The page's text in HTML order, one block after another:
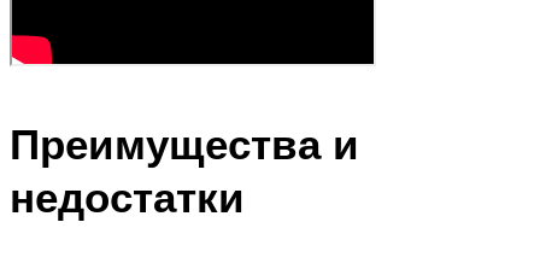
Преимущества и
недостатки